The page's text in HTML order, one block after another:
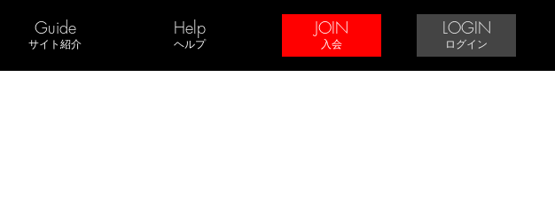
Guide
サイト紹介
Help
ヘルプ
JOIN
入会
LOGIN
ログイン